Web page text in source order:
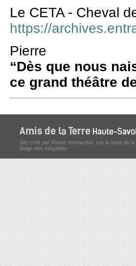
Le CETA - Cheval
https://
Pierre
“Dès que nous
ce grand théâtre
Site créé par Rictus Interactive, sur la base de
Belge des Inégalités